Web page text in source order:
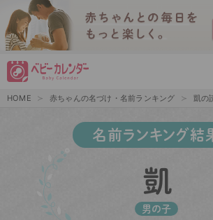
HOME 赤ちゃんの名づけ・名前ランキング 凱の
名前ランキング結
凱
男の子